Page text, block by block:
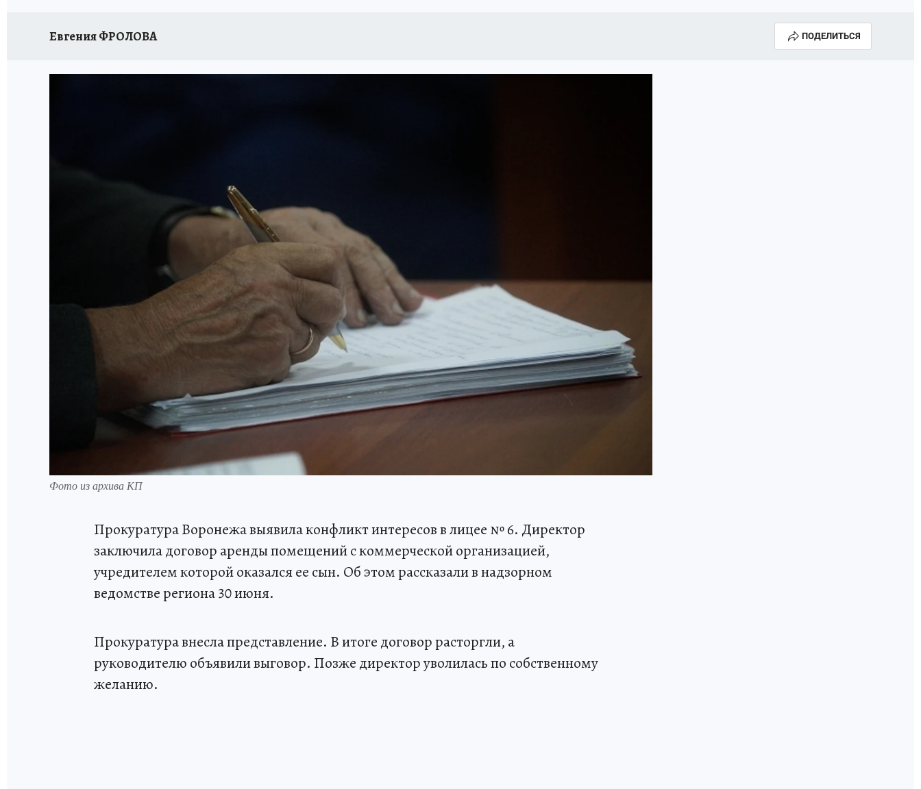
Евгения ФРОЛОВА ПОДЕЛИТЬСЯ
Фото из архива КП
Прокуратура Воронежа выявила конфликт интересов в лицее № 6. Директор
заключила договор аренды помещений с коммерческой организацией,
учредителем которой оказался ее сын. Об этом рассказали в надзорном
ведомстве региона 30 июня.
Прокуратура внесла представление. В итоге договор расторгли, а
руководителю объявили выговор. Позже директор уволилась по собственному
желанию.